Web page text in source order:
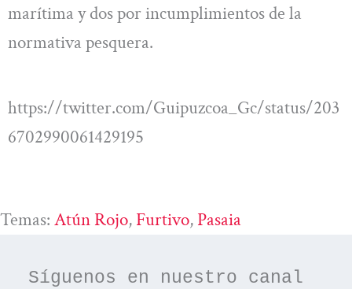
marítima y dos por incumplimientos de la
normativa pesquera.
https://twitter.com/Guipuzcoa_Gc/status/203
6702990061429195
Temas: Atún Rojo, Furtivo, Pasaia
Síguenos en nuestro canal